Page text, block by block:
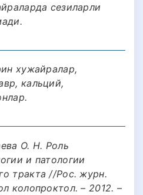
сезиларли
хужайралар,
кальций,
О. Н. Роль
и патологии
тракта //Рос. журн.
колопроктол. – 2012. –